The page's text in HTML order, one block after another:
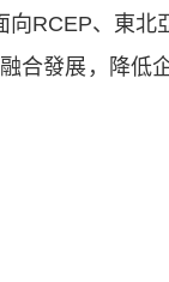
RCEP、東
合發展，降低